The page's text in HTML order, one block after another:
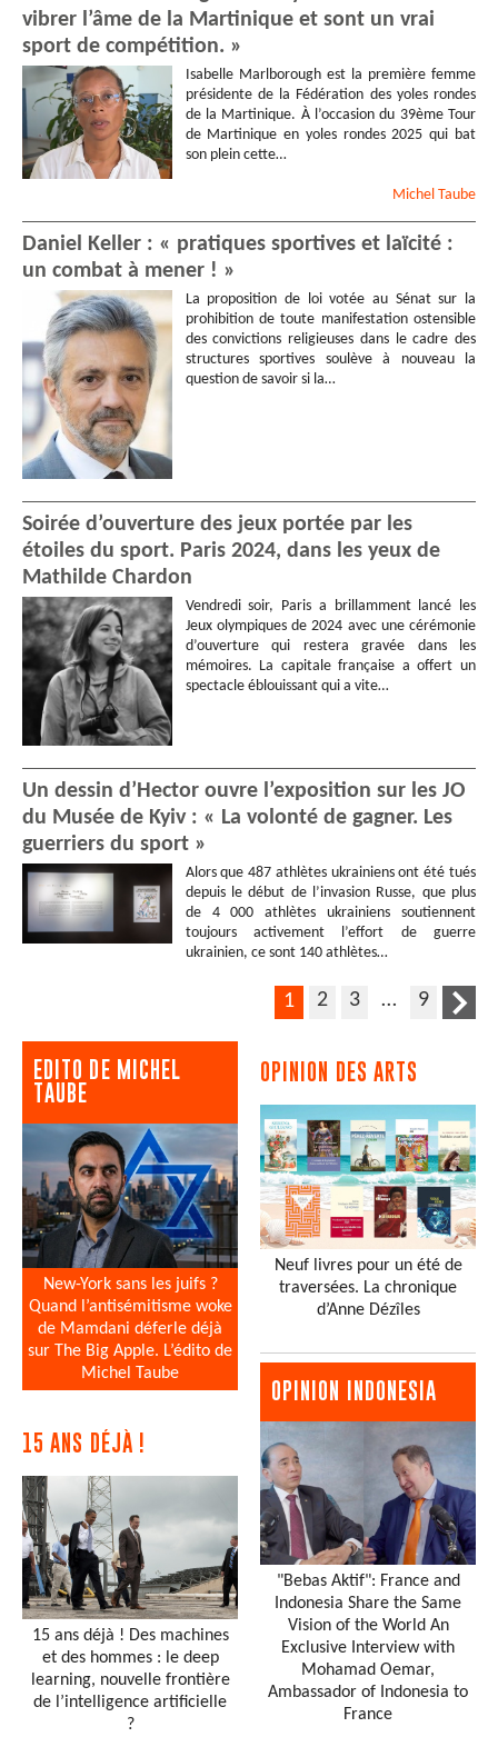
vibrer l’âme de la Martinique et sont un vrai
sport de compétition. »
Isabelle Marlborough est la première femme
présidente de la Fédération des yoles rondes
de la Martinique. À l’occasion du 39ème Tour
de Martinique en yoles rondes 2025 qui bat
son plein cette…
Michel Taube
Daniel Keller : « pratiques sportives et laïcité :
un combat à mener ! »
La proposition de loi votée au Sénat sur la
prohibition de toute manifestation ostensible
des convictions religieuses dans le cadre des
structures sportives soulève à nouveau la
question de savoir si la…
Soirée d’ouverture des jeux portée par les
étoiles du sport. Paris 2024, dans les yeux de
Mathilde Chardon
Vendredi soir, Paris a brillamment lancé les
Jeux olympiques de 2024 avec une cérémonie
d’ouverture qui restera gravée dans les
mémoires. La capitale française a offert un
spectacle éblouissant qui a vite…
Un dessin d’Hector ouvre l’exposition sur les JO
du Musée de Kyiv : « La volonté de gagner. Les
guerriers du sport »
Alors que 487 athlètes ukrainiens ont été tués
depuis le début de l’invasion Russe, que plus
de 4 000 athlètes ukrainiens soutiennent
toujours activement l’effort de guerre
ukrainien, ce sont 140 athlètes…
1 2 3 … 9
EDITO DE MICHEL
TAUBE
New-York sans les juifs ?
Quand l’antisémitisme woke
de Mamdani déferle déjà
sur The Big Apple. L’édito de
Michel Taube
15 ANS DÉJÀ !
15 ans déjà ! Des machines
et des hommes : le deep
learning, nouvelle frontière
de l’intelligence artificielle
?
OPINION DES ARTS
Neuf livres pour un été de
traversées. La chronique
d’Anne Dézîles
OPINION INDONESIA
"Bebas Aktif": France and
Indonesia Share the Same
Vision of the World An
Exclusive Interview with
Mohamad Oemar,
Ambassador of Indonesia to
France